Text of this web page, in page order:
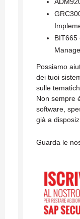
BIT665
Possiamo
dei tuoi
sulle
Non sempre
software,
già a
Guarda le